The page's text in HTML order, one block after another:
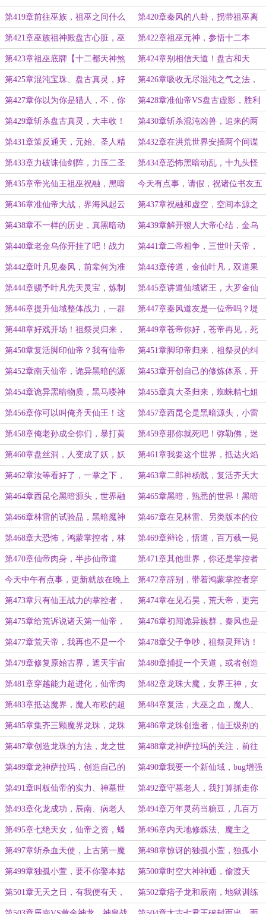
天仙佛妖鬼凡 力，天道的策划
第419章前往巫族，祖巫之间什么
不繁衍子嗣呢？
第420章秦风的八卦，拐带祖巫离
开洪荒的可能性！
第421章巫族祖神殿盘古心脏，巫
族礼物落宝金钱，五灵珠
第422章祖巫元神，参悟十二本
源！祖巫恐怖肉身
第423章祖巫底牌【十二都天神煞
大阵】祖巫精血
第424章别相信天道！盘古和天
道，乾坤宝鼎
第425章混沌宝珠、盘古真灵，好
人？坏人？
第426章吸收无尽混沌之气之法，
混沌盘古精血
第427章你以为你是猎人，不，你
是我的猎物！
第428章准仙帝VS盘古虚影，胜利
法则，早已书写完成
第429章斩杀盘古真灵，大丰收！
盘古遗产
第430章斩杀混沌凶兽，追来的两
位圣人
第431章策反通天，元始、圣人精
妙，还是仙帝更好！
第432章在洪荒世界安插两个间谍
第433章力破诛仙剑阵，力压二圣
人
第434章恐怖黑暗动乱，十九头怪
物，意外之人
第435章帝光仙王祖巫祝融，黑暗
准仙帝降临！
今天有点事，请假，祝诸位书友五
一快乐
第436章准仙帝大战，界海风起云
涌，诛杀黑暗准仙帝
第437章祝融和虚空，空间本源之
力
第438章不一样的历史，真黑暗动
乱，叶天帝的成长
第439章解开狠人大帝心结，金乌
大帝是假的！
第440章老金乌你开挂了吧！战力
变态的金乌大帝
第441章二帝相争，三世叶天帝，
四世老金乌
第442章叶凡见秦风，前辈何为准
仙帝？
第443章传道，金仙叶凡，双道果
叶天帝
第444章赐予叶凡先天灵宝，炼制
混沌天帝鼎
第445章讲道仙域诸王，大罗金仙
之道
第446章提升仙域整体战力，一群
大罗金仙王！
第447章秦风道友是一位帝吗？堤
坝上的新脚印
第448章好戏开场！祖祭灵归来，
你老婆的本尊来了
第449章苍帝你好，苍帝再见，死
扑街！
第450章复活脚印仙帝？我有仙帝
本源
第451章脚印帝归来，祖祭灵的纠
结
第452章南天仙帝，诡异黑暗的源
头
第453章开创自己的修炼体系，开
启新世界
第454章诡异黑暗物质，黑马喽神
话！
第455章真大圣归来，蜘蛛精七姐
妹，悲剧的黑熊精
第456章你可以叫俺齐天仙王！这
里的佛门更可恨
第457章西昆仑是黑暗源头，小雷
音寺
第458章俺老孙成全你们，暴打黄
眉，弥勒佛现身
第459章那你就死吧！弥勒佛，迷
你猪八戒
第460章盘丝洞，人变成了妖，妖
变成了仙丹
第461章我要这个世界，抵达火焰
山，夜叉红孩儿
第462章汝等看好了，一掌之下，
天庭破灭
第463章二郎神杨戬，复活齐天大
圣，白衣老猴
第464章西昆仑黑暗源头，世界融
合
第465章黑暗，熟悉的世界！黑暗
神王
第466章林雷的试验品，黑暗魔神
界，平衡
第467章在见林雷、另类版本的位
面战争
第468章大恐怖，鸿蒙掌控者，林
雷想跨界完美世界
第469章辩论，悟道，百万载一晃
而过！
第470章仙帝肉身，半步仙帝道
果，林雷的询问
第471章其他世界，你还是掌控者
吗？鸿蒙、秦蒙到来
今天中午有点事，更新就放在晚上
了。
第472章辞别，带着鸿蒙掌控者穿
越世界
第473章只有仙王战力的掌控者，
仙域诸帝
第474章在见石昊，荒天帝，更完
美的世界
第475章给荒诉说诸天第一仙帝，
尸骸仙帝
第476章初闻诡异族群，秦风也是
未来人？
第477章荒天帝，我再也不是一个
人独行了
第478章父子争吵，祖祭灵拜访！
第479章修复原始古界，遮天宇宙
同时存在的办法
第480章捕捉一个天道，或者创造
一个天道！
第481章穿越能力超进化，仙帝肉
身虚空存活
第482章龙珠大魔，女界王神，女
巫兼职科学家
第483章抵达魔界，魔人布欧的超
强可塑性
第484章复活，大巫之血，魔人、
栽培人种子
第485章集齐三颗魔界龙珠，龙珠
最强金属
第486章龙珠创造者，仙王级别的
高手
第487章创造龙珠的方法，龙之世
界的神龙
第488章龙神萨拉玛的关注，前往
神龙界
第489章龙神萨拉玛，创造自己的
龙珠
第490章我要一个新仙域，bug增强
宇宙
第491章叫板仙帝的实力、神墓世
界
第492章守墓老人，我打算抓走你
们世界的天道，有意见吗？
第493章化龙成功，辰南、病老人 第494章万年灵药当糖豆，几百万
年未在人间走动
第495章七绝天女，仙帝之资，蟠
桃
第496章内天地修炼法、魔主之
子，复活大魔
第497章斩杀血天使，上古第一魔
女独孤小萱
第498章惊讶的独孤小萱，独孤小
败转世辰南
第499章独孤小萱，要不你娶本姑
娘吧！
第500章时空大神神通，偷渡天
界，魔主！
第501章无天之日，有我便有天， 第502章痞子龙和辰南，地狱训练